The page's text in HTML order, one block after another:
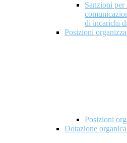
Sanzioni per
di incarichi
Posizioni
Posizioni
Dotazione organica